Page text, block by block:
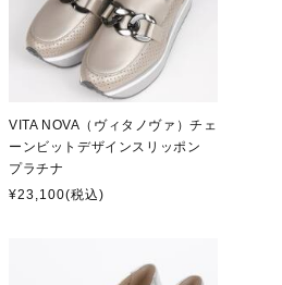
VITA NOVA（ヴィタノヴァ）チェ
ーンビットデザインスリッポン
プラチナ
¥23,100(税込)